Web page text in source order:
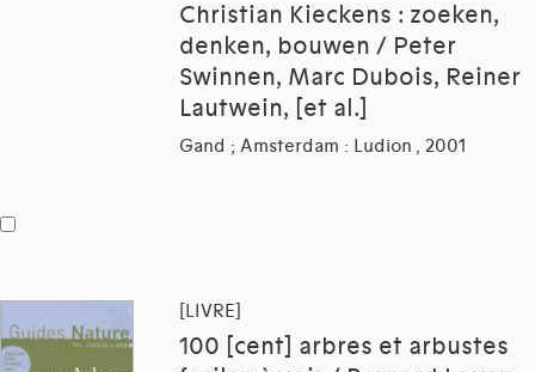
Christian Kieckens : zoeken,
denken, bouwen / Peter
Swinnen, Marc Dubois, Reiner
Lautwein, [et al.]
Gand ; Amsterdam : Ludion , 2001
[LIVRE]
100 [cent] arbres et arbustes